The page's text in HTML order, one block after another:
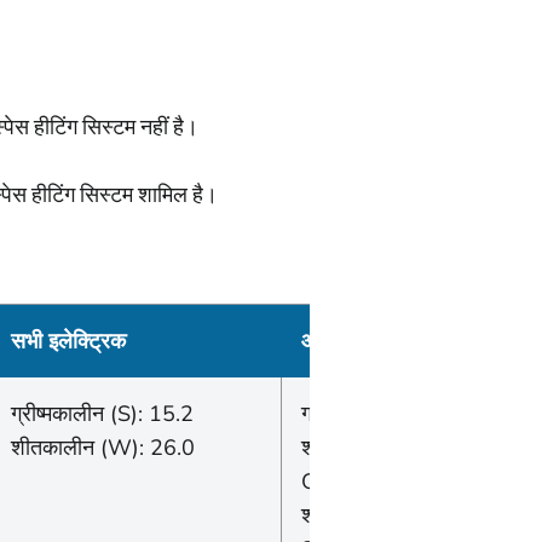
हीटिंग सिस्टम नहीं है।
हीटिंग सिस्टम शामिल है।
सभी इलेक्ट्रिक आवासीय गैस
ग्रीष्मकालीन (S): 15.2
शीतकालीन (W): 26.0
ग्रीष्मकालीन (S): 0.39
शीतकालीन ऑफ-पीक (W
Off): 1.88
शीतकालीन चालू (W चालू):